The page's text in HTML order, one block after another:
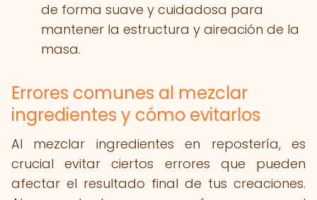
de forma suave y cuidadosa para
mantener la estructura y aireación de la
masa.
Errores comunes al mezclar
ingredientes y cómo evitarlos
Al mezclar ingredientes en repostería, es
crucial evitar ciertos errores que pueden
afectar el resultado final de tus creaciones.